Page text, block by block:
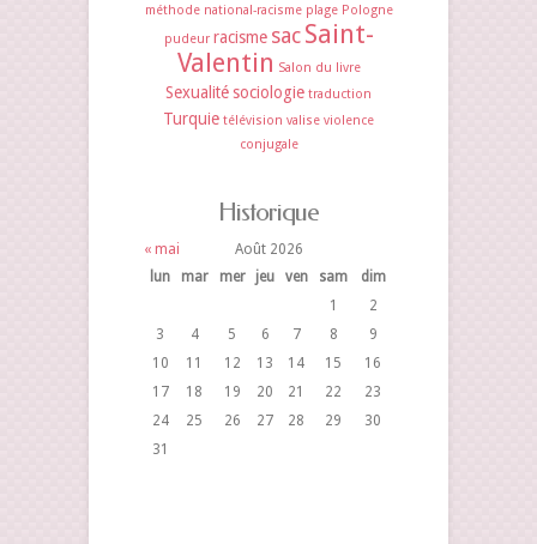
méthode national-racisme plage Pologne
pudeur racisme sac Saint-
Valentin Salon du livre
Sexualité sociologie traduction
Turquie télévision valise violence
conjugale
Historique
« mai
Août 2026
lun
mar mer jeu ven sam
dim
1
2
3
4 5 6 7 8
9
10
11 12 13 14 15
16
17
18 19 20 21 22
23
24
25 26 27 28 29
30
31